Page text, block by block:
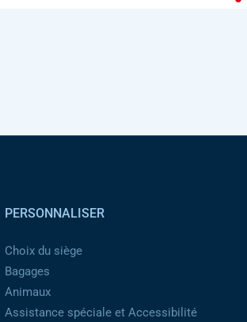
PERSONNALISER
Choix du siège
Bagages
Animaux
Assistance spéciale et Accessibilité